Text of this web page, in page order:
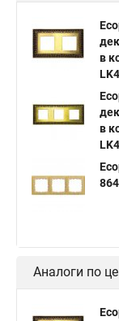
в
в
Аналоги по